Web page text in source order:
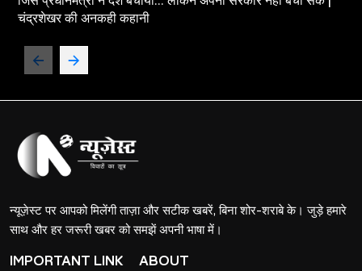
चंद्रशेखर की अनकही कहानी
न्यूज़ेस्ट पर आपको मिलेंगी ताज़ा और सटीक खबरें, बिना शोर-शराबे के। जुड़े हमारे
साथ और हर जरूरी खबर को समझें अपनी भाषा में।
IMPORTANT LINK ABOUT